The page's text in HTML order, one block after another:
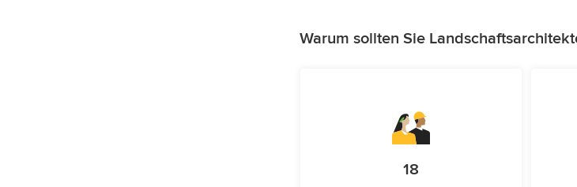
Warum sollten Sie
18